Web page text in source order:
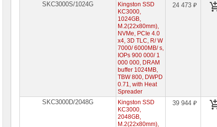
диски
SKC3000S/1024G
Kingston SSD
KC3000,
1024GB,
M.2(22x80mm),
NVMe, PCIe 4.0
x4, 3D TLC, R/ W
7000/ 6000MB/ s,
IOPs 900 000/ 1
000 000, DRAM
buffer 1024MB,
TBW 800, DWPD
0.71, with Heat
Spreader
24 473 ₽
SKC3000D/2048G
Kingston SSD
KC3000,
2048GB,
M.2(22x80mm),
39 944 ₽